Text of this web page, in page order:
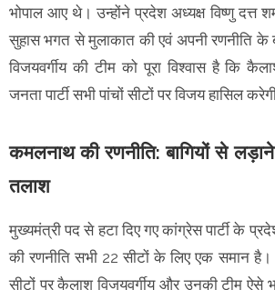
भोपाल आए थे। उन्होंने प्रदेश अध्यक्ष विष्णु दत्त
सुहास भगत से मुलाकात की एवं अपनी रणनीति के
विजयवर्गीय की टीम को पूरा विश्वास है कि
जनता पार्टी सभी पांचों सीटों पर विजय हासिल
कमलनाथ की रणनीति: बागियों से
तलाश
मुख्यमंत्री पद से हटा दिए गए कांग्रेस पार्टी के
की रणनीति सभी 22 सीटों के लिए एक समान है।
सीटों पर कैलाश विजयवर्गीय और उनकी टीम ऐसे